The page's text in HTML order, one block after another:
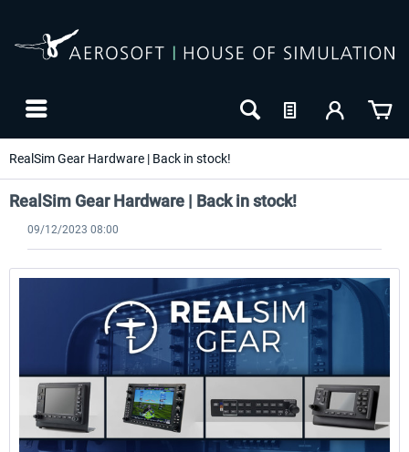
RealSim Gear Hardware | Back in stock!
RealSim Gear Hardware | Back in stock!
09/12/2023 08:00